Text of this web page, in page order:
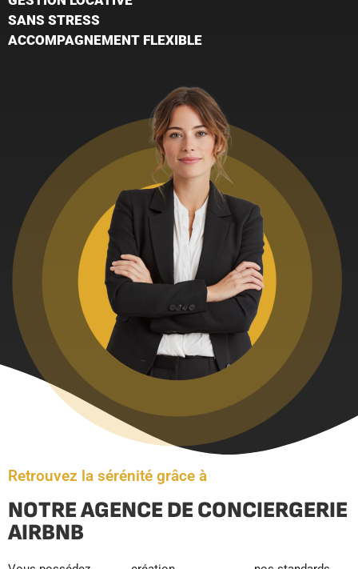
SANS STRESS
ACCOMPAGNEMENT FLEXIBLE
Retrouvez la sérénité grâce à
NOTRE AGENCE DE CONCIERGERIE
AIRBNB